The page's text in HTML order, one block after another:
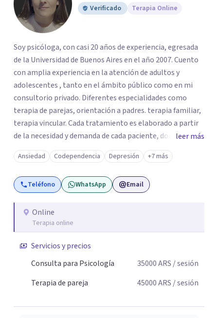
Verificado Terapia Online
Soy psicóloga, con casi 20 años de experiencia, egresada
de la Universidad de Buenos Aires en el año 2007. Cuento
con amplia experiencia en la atención de adultos y
adolescentes , tanto en el ámbito público como en mi
consultorio privado. Diferentes especialidades como
terapia de parejas, orientación a padres. terapia familiar,
terapia vincular. Cada tratamiento es elaborado a partir
de la necesidad y demanda de cada paciente, donde
ambos vamos ejercer un papel activo en la orientación de
la terapia. Para ello utilizo recursos técnicos amplios y
flexibles, adaptados al momento y problemática de cada
persona.
leer más
Ansiedad Codependencia Depresión +7 más
Teléfono WhatsApp Email
Online
Terapia online
Servicios y precios
Consulta para Psicología
35000ARS / sesión
Terapia de pareja
45000ARS / sesión